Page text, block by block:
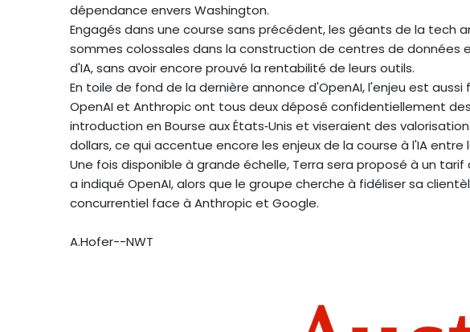
dépendance envers Washington.
Engagés dans une course sans précédent, les géants de la tech
sommes colossales dans la construction de centres de
d'IA, sans avoir encore prouvé la rentabilité de leurs outils.
En toile de fond de la dernière annonce d'OpenAI, l'enjeu est aussi
OpenAI et Anthropic ont tous deux déposé confidentiellement
introduction en Bourse aux États‑Unis et viseraient des
dollars, ce qui accentue encore les enjeux de la course à l'IA entre
Une fois disponible à grande échelle, Terra sera proposé à un tarif
a indiqué OpenAI, alors que le groupe cherche à fidéliser sa
concurrentiel face à Anthropic et Google.
A.Hofer--NWT